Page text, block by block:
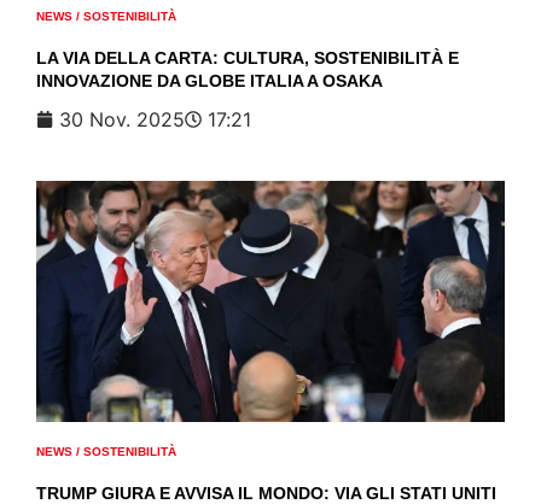
NEWS / SOSTENIBILITÀ
LA VIA DELLA CARTA: CULTURA, SOSTENIBILITÀ E
INNOVAZIONE DA GLOBE ITALIA A OSAKA
30 Nov. 2025 17:21
NEWS / SOSTENIBILITÀ
TRUMP GIURA E AVVISA IL MONDO: VIA GLI STATI UNITI